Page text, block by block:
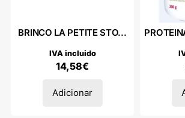
BRINCO LA PETITE STO...
14,58€
IVA incluido
Adicionar